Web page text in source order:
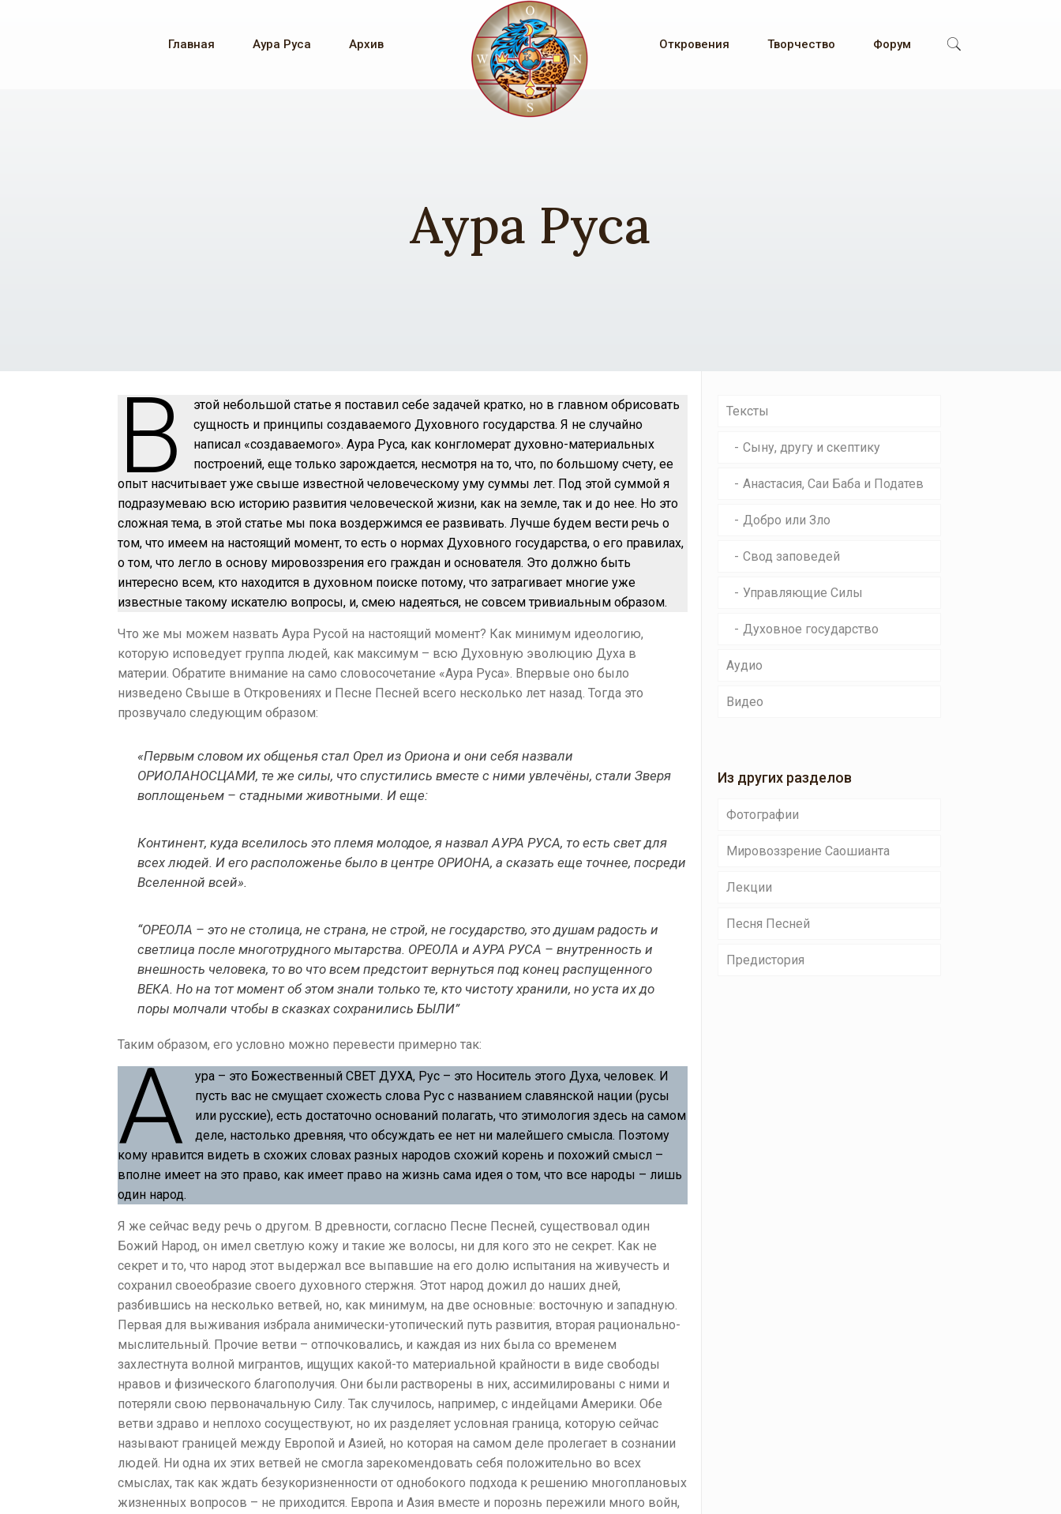
Главная Аура Руса Архив Откровения Творчество Форум
Аура Руса
В
этой небольшой статье я поставил себе задачей кратко, но в главном обрисовать
сущность и принципы создаваемого Духовного государства. Я не случайно
написал «создаваемого». Аура Руса, как конгломерат духовно-материальных
построений, еще только зарождается, несмотря на то, что, по большому счету, ее
опыт насчитывает уже свыше известной человеческому уму суммы лет. Под этой суммой я
подразумеваю всю историю развития человеческой жизни, как на земле, так и до нее. Но это
сложная тема, в этой статье мы пока воздержимся ее развивать. Лучше будем вести речь о
том, что имеем на настоящий момент, то есть о нормах Духовного государства, о его правилах,
о том, что легло в основу мировоззрения его граждан и основателя. Это должно быть
интересно всем, кто находится в духовном поиске потому, что затрагивает многие уже
известные такому искателю вопросы, и, смею надеяться, не совсем тривиальным образом.
Что же мы можем назвать Аура Русой на настоящий момент? Как минимум идеологию,
которую исповедует группа людей, как максимум – всю Духовную эволюцию Духа в
материи. Обратите внимание на само словосочетание «Аура Руса». Впервые оно было
низведено Свыше в Откровениях и Песне Песней всего несколько лет назад. Тогда это
прозвучало следующим образом:
«Первым словом их общенья стал Орел из Ориона и они себя назвали
ОРИОЛАНОСЦАМИ, те же силы, что спустились вместе с ними увлечёны, стали Зверя
воплощеньем – стадными животными. И еще:
Континент, куда вселилось это племя молодое, я назвал АУРА РУСА, то есть свет для
всех людей. И его расположенье было в центре ОРИОНА, а сказать еще точнее, посреди
Вселенной всей».
“ОРЕОЛА – это не столица, не страна, не строй, не государство, это душам радость и
светлица после многотрудного мытарства. ОРЕОЛА и АУРА РУСА – внутренность и
внешность человека, то во что всем предстоит вернуться под конец распущенного
ВЕКА. Но на тот момент об этом знали только те, кто чистоту хранили, но уста их до
поры молчали чтобы в сказках сохранились БЫЛИ”
Таким образом, его условно можно перевести примерно так:
А
ура – это Божественный СВЕТ ДУХА, Рус – это Носитель этого Духа, человек. И
пусть вас не смущает схожесть слова Рус с названием славянской нации (русы
или русские), есть достаточно оснований полагать, что этимология здесь на самом
деле, настолько древняя, что обсуждать ее нет ни малейшего смысла. Поэтому
кому нравится видеть в схожих словах разных народов схожий корень и похожий смысл –
вполне имеет на это право, как имеет право на жизнь сама идея о том, что все народы – лишь
один народ.
Я же сейчас веду речь о другом. В древности, согласно Песне Песней, существовал один
Божий Народ, он имел светлую кожу и такие же волосы, ни для кого это не секрет. Как не
секрет и то, что народ этот выдержал все выпавшие на его долю испытания на живучесть и
сохранил своеобразие своего духовного стержня. Этот народ дожил до наших дней,
разбившись на несколько ветвей, но, как минимум, на две основные: восточную и западную.
Первая для выживания избрала анимически-утопический путь развития, вторая рационально-
мыслительный. Прочие ветви – отпочковались, и каждая из них была со временем
захлестнута волной мигрантов, ищущих какой-то материальной крайности в виде свободы
нравов и физического благополучия. Они были растворены в них, ассимилированы с ними и
потеряли свою первоначальную Силу. Так случилось, например, с индейцами Америки. Обе
ветви здраво и неплохо сосуществуют, но их разделяет условная граница, которую сейчас
называют границей между Европой и Азией, но которая на самом деле пролегает в сознании
людей. Ни одна их этих ветвей не смогла зарекомендовать себя положительно во всех
смыслах, так как ждать безукоризненности от однобокого подхода к решению многоплановых
жизненных вопросов – не приходится. Европа и Азия вместе и порознь пережили много войн,
Тексты
Сыну, другу и скептику
Анастасия, Саи Баба и Податев
Добро или Зло
Свод заповедей
Управляющие Силы
Духовное государство
Аудио
Видео
Из других разделов
Фотографии
Мировоззрение Саошианта
Лекции
Песня Песней
Предистория